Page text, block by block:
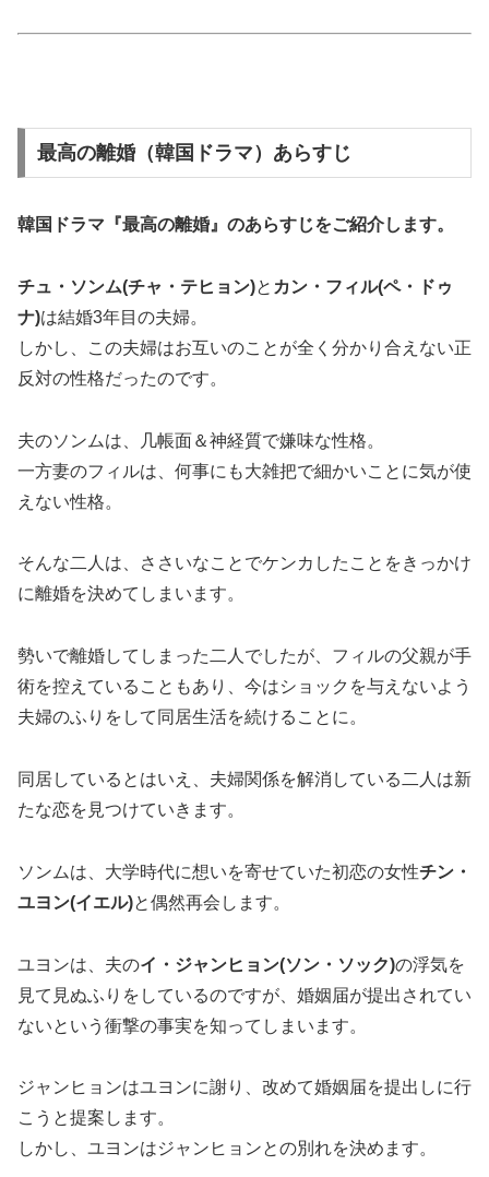
最高の離婚（韓国ドラマ）あらすじ
韓国ドラマ『最高の離婚』のあらすじをご紹介します。
チュ・ソンム(チャ・テヒョン)と カン・フィル(ペ・ドゥ
ナ)は結婚3年目の夫婦。
しかし、この夫婦はお互いのことが全く分かり合えない正
反対の性格だったのです。
夫のソンムは、几帳面＆神経質で嫌味な性格。
一方妻のフィルは、何事にも大雑把で細かいことに気が使
えない性格。
そんな二人は、ささいなことでケンカしたことをきっかけ
に離婚を決めてしまいます。
勢いで離婚してしまった二人でしたが、フィルの父親が手
術を控えていることもあり、今はショックを与えないよう
夫婦のふりをして同居生活を続けることに。
同居しているとはいえ、夫婦関係を解消している二人は新
たな恋を見つけていきます。
ソンムは、大学時代に想いを寄せていた初恋の女性チン・
ユヨン(イエル)と偶然再会します。
ユヨンは、夫のイ・ジャンヒョン(ソン・ソック)の浮気を
見て見ぬふりをしているのですが、婚姻届が提出されてい
ないという衝撃の事実を知ってしまいます。
ジャンヒョンはユヨンに謝り、改めて婚姻届を提出しに行
こうと提案します。
しかし、ユヨンはジャンヒョンとの別れを決めます。